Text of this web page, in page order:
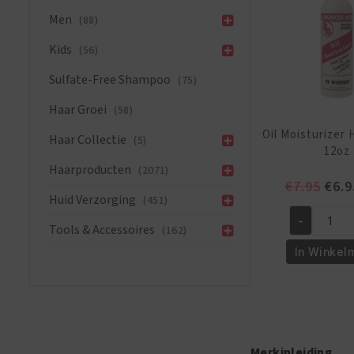
Men (88)
Kids (56)
Sulfate-Free Shampoo (75)
Haar Groei (58)
Haar Collectie (5)
Haarproducten (2071)
Huid Verzorging (451)
Tools & Accessoires (162)
Oil Moisturizer
12oz
€7.95
was:
€
Moisturizer
Hair
-
In